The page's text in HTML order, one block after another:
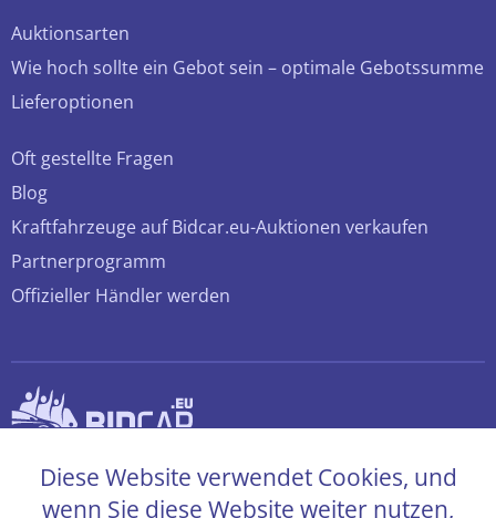
Auktionsarten
Wie hoch sollte ein Gebot sein – optimale Gebotssumme
Lieferoptionen
Oft gestellte Fragen
Blog
Kraftfahrzeuge auf Bidcar.eu-Auktionen verkaufen
Partnerprogramm
Offizieller Händler werden
© 2026 bidcar.eu
Alle Rechte sind vorbehalten
Diese Website verwendet Cookies, und
wenn Sie diese Website weiter nutzen,